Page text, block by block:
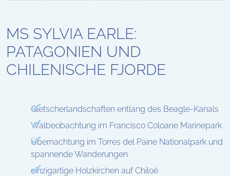
MS SYLVIA EARLE:
PATAGONIEN UND
CHILENISCHE FJORDE
Gletscherlandschaften entlang des Beagle-Kanals
Walbeobachtung im Francisco Coloane Marinepark
Übernachtung im Torres del Paine Nationalpark und
spannende Wanderungen
einzigartige Holzkirchen auf Chiloé